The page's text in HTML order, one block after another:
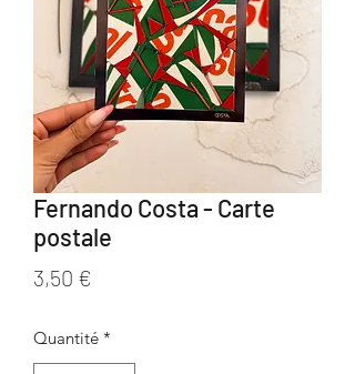
Fernando Costa - Carte
postale
3,50 €
Quantité *